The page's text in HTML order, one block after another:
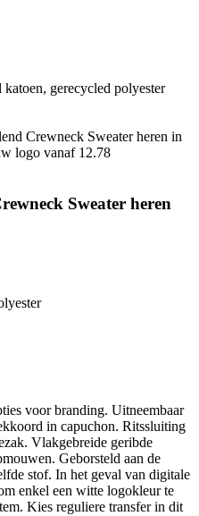
gerecycled polyester
Sweater heren
voor branding. Uitneembaar
in capuchon. Ritssluiting
Vlakgebreide geribde
Geborsteld aan de
stof. In het geval van digitale
enkel een witte logokleur te
Kies reguliere transfer in dit